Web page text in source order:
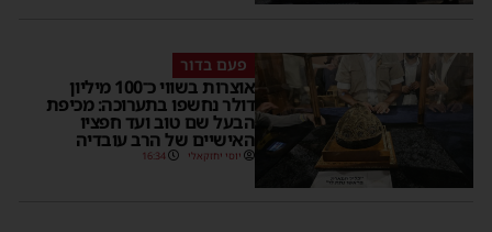
פעם בדור
אוצרות בשווי כ־100 מיליון
דולר נחשפו בתערוכה: מכיפת
הבעל שם טוב ועד חפציו
האישיים של הרב עובדיה
יוסי יחזקאלי 16:34